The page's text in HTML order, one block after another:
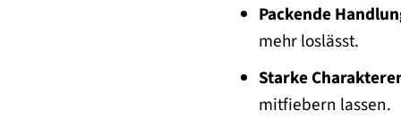
Packende
mehr loslässt.
Starke
mitfiebern lassen.